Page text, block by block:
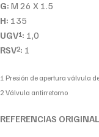
G: M 26 X 1.5
H: 135
UGV1: 1,0
RSV2: 1
1 Presión de apertura válvula
2 Válvula antirretorno
REFERENCIAS